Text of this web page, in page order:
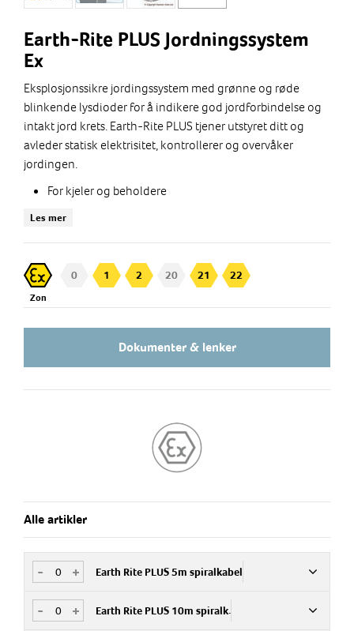
Earth-Rite PLUS Jordningssystem
Ex
Eksplosjonssikre jordingssystem med grønne og røde
blinkende lysdioder for å indikere god jordforbindelse og
intakt jord krets. Earth-Rite PLUS tjener utstyret ditt og
avleder statisk elektrisitet, kontrollerer og overvåker
jordingen.
For kjeler og beholdere
oppruller
Med 2xNO hjelpekontakter.
Exd foringsrør med hull for 7x M20
kabelgjennomføringer eller blindpropp.
Kabelgjennomføringssett bestilles separat. Se tilbehør
nederst på denne siden
Les mer
Zon
0 1 2 20 21 22
Dokumenter & lenker
Alle artikler
+
- Earth Rite PLUS 5m spiralkabel
Art.nr +
- Earth Rite PLUS 10m spiralk.